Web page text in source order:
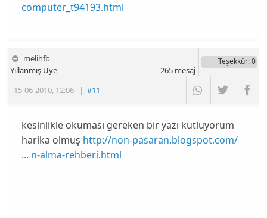
computer_t94193.html
melihfb
15-06-2010, 12:06 |#11
Yıllanmış Üye
Teşekkür: 0
265mesaj
kesinlikle okuması gereken bir yazı kutluyorum
harika olmuş http://non-pasaran.blogspot.com/
... n-alma-rehberi.html